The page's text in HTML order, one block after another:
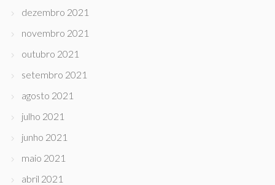
dezembro 2021
novembro 2021
outubro 2021
setembro 2021
agosto 2021
julho 2021
junho 2021
maio 2021
abril 2021